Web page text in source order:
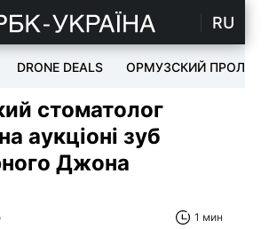
RU
DRONE DEALS ОРМУЗСКИЙ ПРОЛИВ
стоматолог
аукціоні зуб
Джона
1 мин